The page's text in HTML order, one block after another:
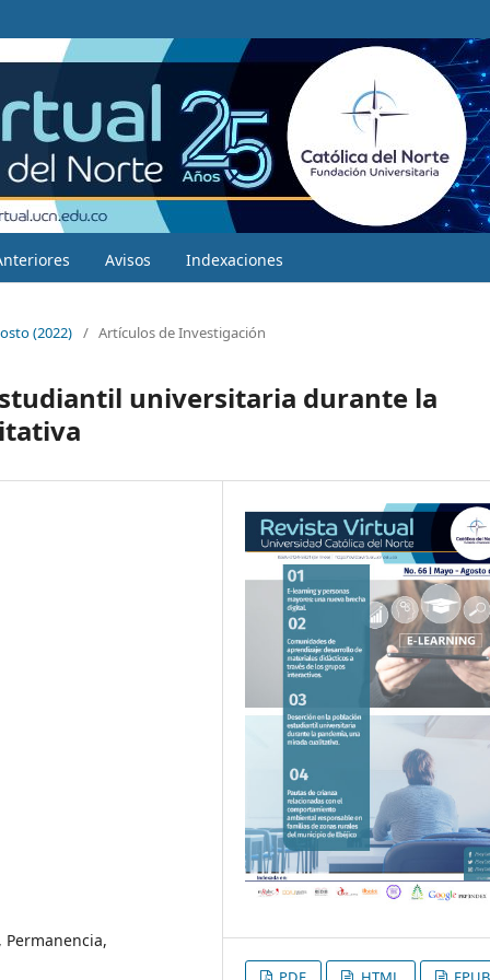
Avisos Indexaciones
(2022) / Artículos de Investigación
universitaria durante la